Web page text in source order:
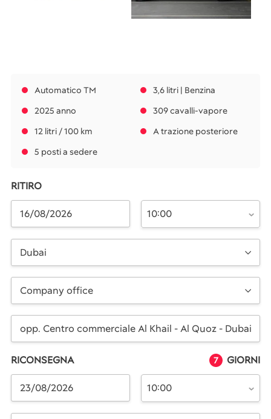
Automatico TM
3,6 litri | Benzina
2025 anno
309 cavalli-vapore
12 litri / 100 km
A trazione posteriore
5 posti a sedere
RITIRO
10:00
Dubai
Company office
RICONSEGNA 7 GIORNI
10:00